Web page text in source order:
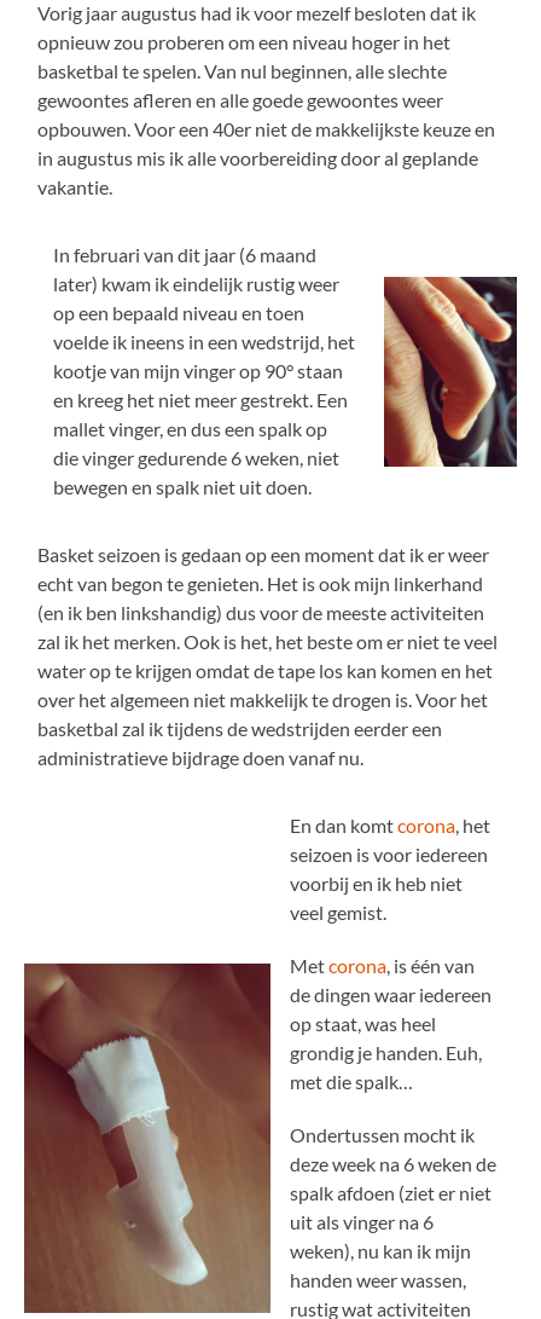
Vorig jaar augustus had ik voor mezelf besloten dat ik
opnieuw zou proberen om een niveau hoger in het
basketbal te spelen. Van nul beginnen, alle slechte
gewoontes afleren en alle goede gewoontes weer
opbouwen. Voor een 40er niet de makkelijkste keuze en
in augustus mis ik alle voorbereiding door al geplande
vakantie.
In februari van dit jaar (6 maand
later) kwam ik eindelijk rustig weer
op een bepaald niveau en toen
voelde ik ineens in een wedstrijd, het
kootje van mijn vinger op 90° staan
en kreeg het niet meer gestrekt. Een
mallet vinger, en dus een spalk op
die vinger gedurende 6 weken, niet
bewegen en spalk niet uit doen.
Basket seizoen is gedaan op een moment dat ik er weer
echt van begon te genieten. Het is ook mijn linkerhand
(en ik ben linkshandig) dus voor de meeste activiteiten
zal ik het merken. Ook is het, het beste om er niet te veel
water op te krijgen omdat de tape los kan komen en het
over het algemeen niet makkelijk te drogen is. Voor het
basketbal zal ik tijdens de wedstrijden eerder een
administratieve bijdrage doen vanaf nu.
En dan komtcorona, het
seizoen is voor iedereen
voorbij en ik heb niet
veel gemist.
Metcorona, is één van
de dingen waar iedereen
op staat, was heel
grondig je handen. Euh,
met die spalk…
Ondertussen mocht ik
deze week na 6 weken de
spalk afdoen (ziet er niet
uit als vinger na 6
weken), nu kan ik mijn
handen weer wassen,
rustig wat activiteiten